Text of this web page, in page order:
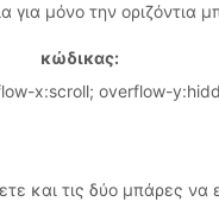
για μόνο την οριζόντια
κώδικας:
x:scroll; overflow-
και τις δύο μπάρες να